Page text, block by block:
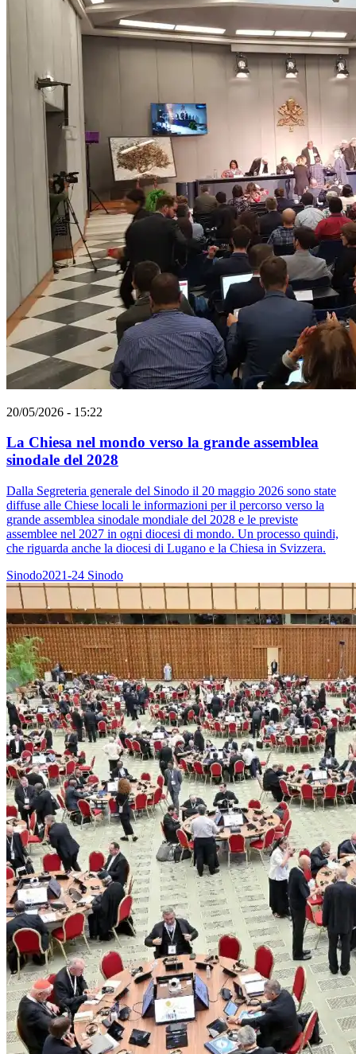
20/05/2026 - 15:22
La Chiesa nel mondo verso la grande assemblea
sinodale del 2028
Dalla Segreteria generale del Sinodo il 20 maggio 2026 sono state
diffuse alle Chiese locali le informazioni per il percorso verso la
grande assemblea sinodale mondiale del 2028 e le previste
assemblee nel 2027 in ogni diocesi di mondo. Un processo quindi,
che riguarda anche la diocesi di Lugano e la Chiesa in Svizzera.
Sinodo2021-24 Sinodo